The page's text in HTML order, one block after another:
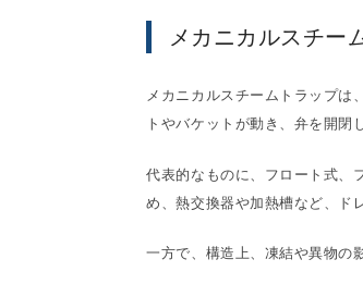
メカニカルスチー
メカニカルスチームトラップは
トやバケットが動き、弁を開閉
代表的なものに、フロート式、
め、熱交換器や加熱槽など、ド
一方で、構造上、凍結や異物の